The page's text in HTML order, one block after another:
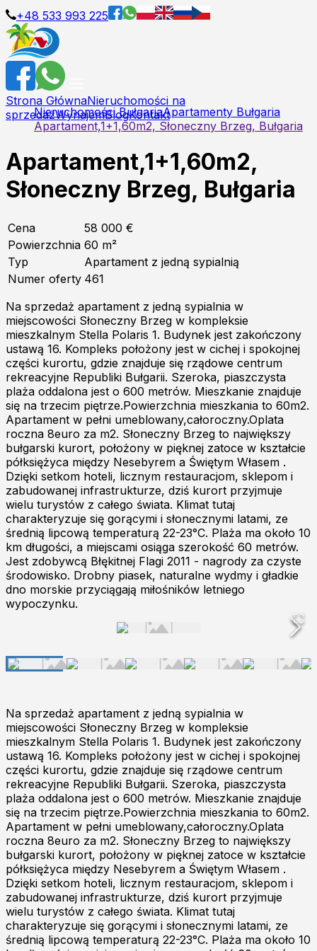
+48 533 993 225
Strona GłównaNieruchomości na
sprzedażWynajemBlogKontakt
Nieruchomości BułgariaApartamenty Bułgaria
Apartament,1+1,60m2, Słoneczny Brzeg, Bułgaria
Apartament,1+1,60m2,
Słoneczny Brzeg, Bułgaria
Cena
58 000 €
Powierzchnia 60 m²
Typ
Apartament z jedną sypialnią
Numer oferty 461
Na sprzedaż apartament z jedną sypialnia w
miejscowości Słoneczny Brzeg w kompleksie
mieszkalnym Stella Polaris 1. Budynek jest zakończony
ustawą 16. Kompleks położony jest w cichej i spokojnej
części kurortu, gdzie znajduje się rządowe centrum
rekreacyjne Republiki Bułgarii. Szeroka, piaszczysta
plaża oddalona jest o 600 metrów. Mieszkanie znajduje
się na trzecim piętrze.Powierzchnia mieszkania to 60m2.
Apartament w pełni umeblowany,całoroczny.Oplata
roczna 8euro za m2. Słoneczny Brzeg to największy
bułgarski kurort, położony w pięknej zatoce w kształcie
półksiężyca między Nesebyrem a Świętym Własem .
Dzięki setkom hoteli, licznym restauracjom, sklepom i
zabudowanej infrastrukturze, dziś kurort przyjmuje
wielu turystów z całego świata. Klimat tutaj
charakteryzuje się gorącymi i słonecznymi latami, ze
średnią lipcową temperaturą 22-23°C. Plaża ma około 10
km długości, a miejscami osiąga szerokość 60 metrów.
Jest zdobywcą Błękitnej Flagi 2011 - nagrody za czyste
środowisko. Drobny piasek, naturalne wydmy i gładkie
dno morskie przyciągają miłośników letniego
wypoczynku.
Na sprzedaż apartament z jedną sypialnia w
miejscowości Słoneczny Brzeg w kompleksie
mieszkalnym Stella Polaris 1. Budynek jest zakończony
ustawą 16. Kompleks położony jest w cichej i spokojnej
części kurortu, gdzie znajduje się rządowe centrum
rekreacyjne Republiki Bułgarii. Szeroka, piaszczysta
plaża oddalona jest o 600 metrów. Mieszkanie znajduje
się na trzecim piętrze.Powierzchnia mieszkania to 60m2.
Apartament w pełni umeblowany,całoroczny.Oplata
roczna 8euro za m2. Słoneczny Brzeg to największy
bułgarski kurort, położony w pięknej zatoce w kształcie
półksiężyca między Nesebyrem a Świętym Własem .
Dzięki setkom hoteli, licznym restauracjom, sklepom i
zabudowanej infrastrukturze, dziś kurort przyjmuje
wielu turystów z całego świata. Klimat tutaj
charakteryzuje się gorącymi i słonecznymi latami, ze
średnią lipcową temperaturą 22-23°C. Plaża ma około 10